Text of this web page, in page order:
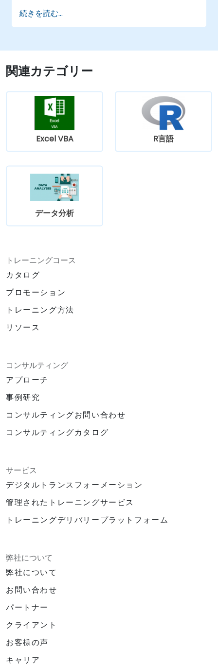
できる
反復的な要件収集プロセスを通じて、アーキ
要件構造化ができる
続きを読む...
関連カテゴリー
Excel VBA R言語
データ分析
トレーニングコース
カタログ
プロモーション
トレーニング方法
リソース
コンサルティング
アプローチ
事例研究
コンサルティングお問い合わせ
コンサルティングカタログ
サービス
デジタルトランスフォーメーション
管理されたトレーニングサービス
トレーニングデリバリープラットフォーム
弊社について
弊社について
お問い合わせ
パートナー
クライアント
お客様の声
キャリア